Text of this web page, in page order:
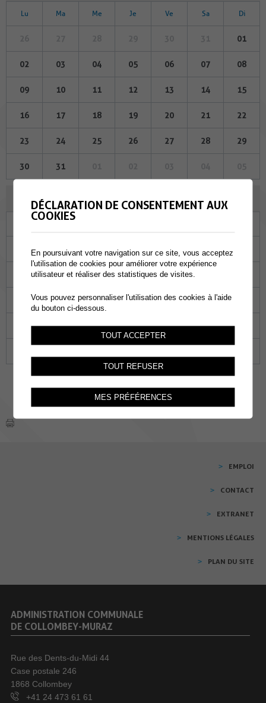
Lu Ma Me Je Ve Sa Di
01
02 03 04 05 06 07 08
09 10 11 12 13 14 15
16 17 18 19 20 21 22
23 24 25 26 27 28 29
30 31
FÉVRIER 2023
01 02 03
07 08 09 10
14 15 16 17 18
21 22 23 24 25
EMPLOI
CONTACT
EXTRANET
MENTIONS LÉGALES
PLAN DU SITE
ADMINISTRATION COMMUNALE
DE COLLOMBEY-MURAZ
Rue des Dents-du-Midi 44
Case postale 246
1868 Collombey
+41 24 473 61 61
DÉCLARATION DE CONSENTEMENT AUX
COOKIES
En poursuivant votre navigation sur ce site, vous acceptez
l'utilisation de cookies pour améliorer votre expérience
utilisateur et réaliser des statistiques de visites.
Vous pouvez personnaliser l'utilisation des cookies à l'aide
du bouton ci-dessous.
TOUT ACCEPTER
TOUT REFUSER
MES PRÉFÉRENCES